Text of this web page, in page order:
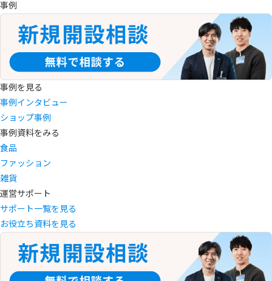
事例
事例を見る
事例インタビュー
ショップ事例
事例資料をみる
食品
ファッション
雑貨
運営サポート
サポート一覧を見る
お役立ち資料を見る